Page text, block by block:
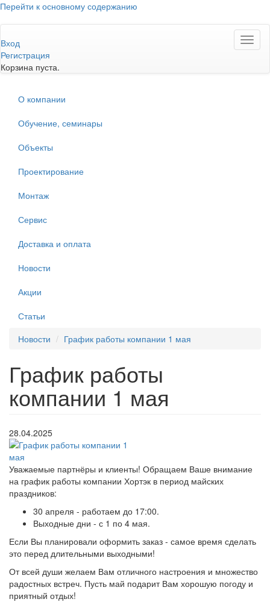
Перейти к основному содержанию
Вход
Регистрация
Корзина пуста.
О компании
Обучение, семинары
Объекты
Проектирование
Монтаж
Сервис
Доставка и оплата
Новости
Акции
Статьи
Новости
График работы компании 1 мая
График работы
компании 1 мая
28.04.2025
Уважаемые партнёры и клиенты! Обращаем Ваше внимание
на график работы компании Хортэк в период майских
праздников:
30 апреля - работаем до 17:00.
Выходные дни - с 1 по 4 мая.
Если Вы планировали оформить заказ - самое время сделать
это перед длительными выходными!
От всей души желаем Вам отличного настроения и множество
радостных встреч. Пусть май подарит Вам хорошую погоду и
приятный отдых!